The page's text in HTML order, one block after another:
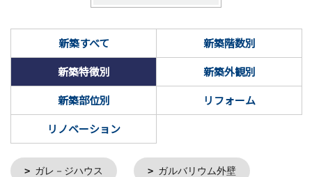
新築すべて
新築階数別
新築特徴別
新築外観別
新築部位別
リフォーム
リノベーション
ガレ－ジハウス ガルバリウム外壁